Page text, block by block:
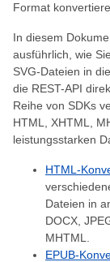
Format
In diesem
ausführlich, wie
SVG-Dateien in
die REST-API
Reihe von SDKs
HTML, XHTML,
leistungsstarken
HTML-
Dateien in
DOCX,
MHTML.
EPUB-